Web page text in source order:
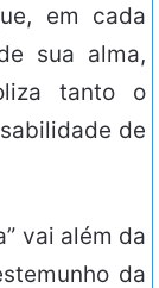
em cada
sua alma,
tanto o
de
vai além da
da